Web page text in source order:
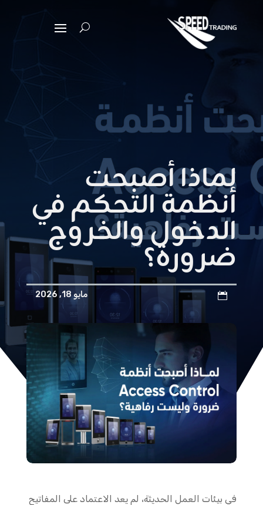
لماذا أصبحت
أنظمة التحكم في
الدخول والخروج
ضرورة؟
 مايو 18, 2026
في بيئات العمل الحديثة، لم يعد الاعتماد على المفاتيح